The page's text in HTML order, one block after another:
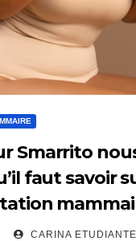
Smarrito
faut savoir
CARINA ETUDIANTE